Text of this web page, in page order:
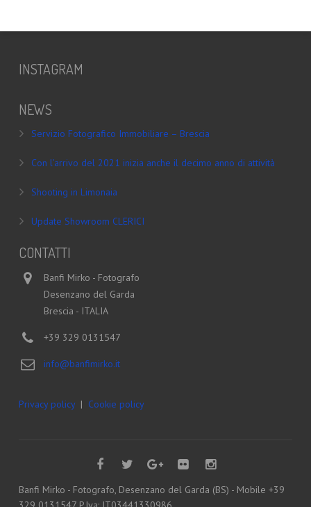
INSTAGRAM
NEWS
Servizio Fotografico Immobiliare – Brescia
Con l’arrivo del 2021 inizia anche il decimo anno di attività
Shooting in Limonaia
Update Showroom CLERICI
CONTATTI
Banfi Mirko - Fotografo
Desenzano del Garda
Brescia - ITALIA
+39 329 0131547
info@banfimirko.it
Privacy policy| Cookie policy
Banfi Mirko - Fotografo, Desenzano del Garda (BS) - Mobile +39